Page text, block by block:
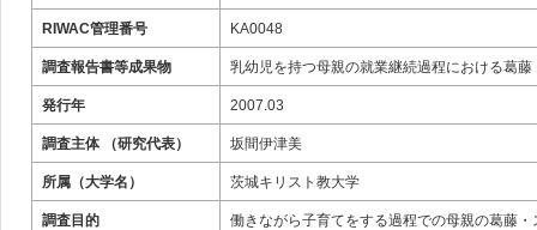
RIWAC管理番号 KA0048
調査報告書等成果物 乳幼児を持つ母親の就業継続過程における葛
発行年 2007.03
調査主体 （研究代表） 坂間伊津美
所属（大学名） 茨城キリスト教大学
調査目的 働きながら子育てをする過程での母親の葛藤